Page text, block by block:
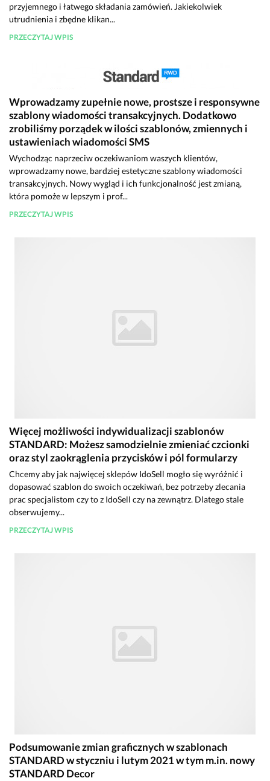
przyjemnego i łatwego składania zamówień. Jakiekolwiek
utrudnienia i zbędne klikan...
PRZECZYTAJ WPIS
Wprowadzamy zupełnie nowe, prostsze i responsywne
szablony wiadomości transakcyjnych. Dodatkowo
zrobiliśmy porządek w ilości szablonów, zmiennych i
ustawieniach wiadomości SMS
Wychodząc naprzeciw oczekiwaniom waszych klientów,
wprowadzamy nowe, bardziej estetyczne szablony wiadomości
transakcyjnych. Nowy wygląd i ich funkcjonalność jest zmianą,
która pomoże w lepszym i prof...
PRZECZYTAJ WPIS
Więcej możliwości indywidualizacji szablonów
STANDARD: Możesz samodzielnie zmieniać czcionki
oraz styl zaokrąglenia przycisków i pól formularzy
Chcemy aby jak najwięcej sklepów IdoSell mogło się wyróżnić i
dopasować szablon do swoich oczekiwań, bez potrzeby zlecania
prac specjalistom czy to z IdoSell czy na zewnątrz. Dlatego stale
obserwujemy...
PRZECZYTAJ WPIS
Podsumowanie zmian graficznych w szablonach
STANDARD w styczniu i lutym 2021 w tym m.in. nowy
STANDARD Decor